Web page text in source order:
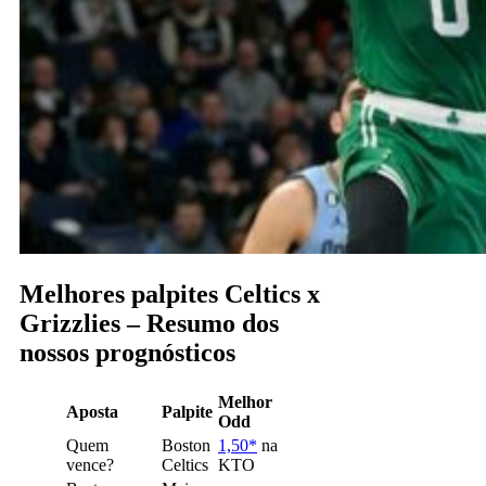
Melhores palpites Celtics x
Grizzlies – Resumo dos
nossos prognósticos
Aposta Palpite
Melhor
Odd
Quem
vence?
Boston
Celtics
1,50* na
KTO